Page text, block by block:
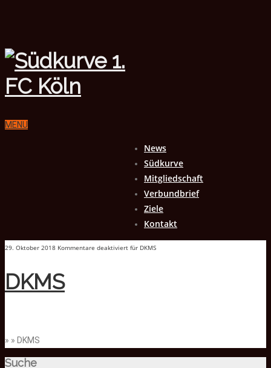
MENU
News
Südkurve
Mitgliedschaft
Verbundbrief
Ziele
Kontakt
29. Oktober 2018 Kommentare deaktiviert für DKMS
DKMS
» » DKMS
Suche